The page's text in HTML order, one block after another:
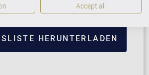
HERUNTERLADEN
Accept all